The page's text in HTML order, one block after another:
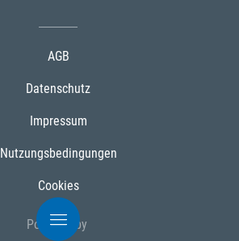
AGB
Datenschutz
Impressum
Nutzungsbedingungen
Cookies
Powered by